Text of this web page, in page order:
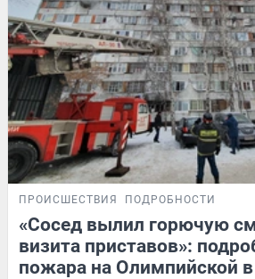
ПРОИСШЕСТВИЯ ПОДРОБНОСТИ
«Сосед вылил горючую
визита приставов»:
пожара на Олимпийской